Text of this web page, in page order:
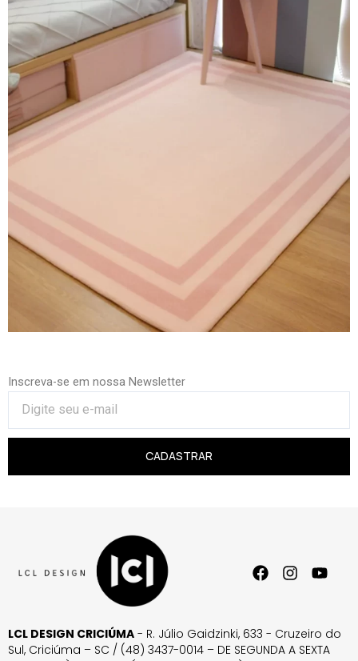
Inscreva-se em nossa Newsletter
CADASTRAR
LCL DESIGN CRICIÚMA - R. Júlio Gaidzinki, 633 - Cruzeiro do
Sul, Criciúma – SC / (48) 3437-0014 – DE SEGUNDA A SEXTA